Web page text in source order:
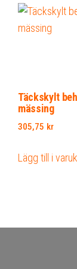
Täckskylt
mässing
305,75 kr
Lägg till i